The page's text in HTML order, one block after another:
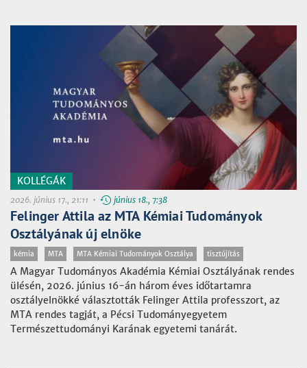
KOLLÉGÁK
2026. június 17., 21:11 • június 18., 7:38
Felinger Attila az MTA Kémiai Tudományok
Osztályának új elnöke
kémia MTA MTA Kémiai Tudományok Osztálya tisztújítás
A Magyar Tudományos Akadémia Kémiai Osztályának rendes
ülésén, 2026. június 16-án három éves időtartamra
osztályelnökké választották Felinger Attila professzort, az
MTA rendes tagját, a Pécsi Tudományegyetem
Természettudományi Karának egyetemi tanárát.